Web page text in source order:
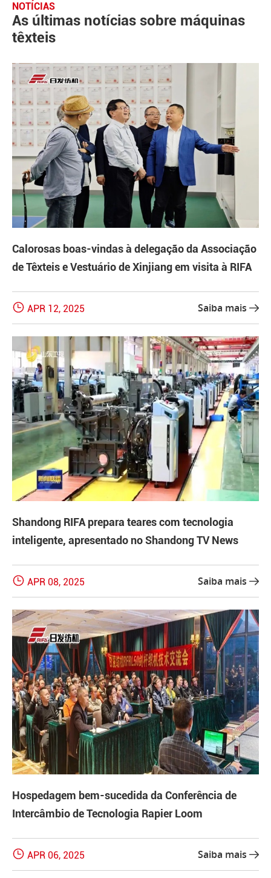
NOTÍCIAS
As últimas notícias sobre máquinas
têxteis
Calorosas boas-vindas à delegação da Associação
de Têxteis e Vestuário de Xinjiang em visita à RIFA
 APR 12, 2025 Saiba mais 
Shandong RIFA prepara teares com tecnologia
inteligente, apresentado no Shandong TV News
 APR 08, 2025 Saiba mais 
Hospedagem bem-sucedida da Conferência de
Intercâmbio de Tecnologia Rapier Loom
 APR 06, 2025 Saiba mais 